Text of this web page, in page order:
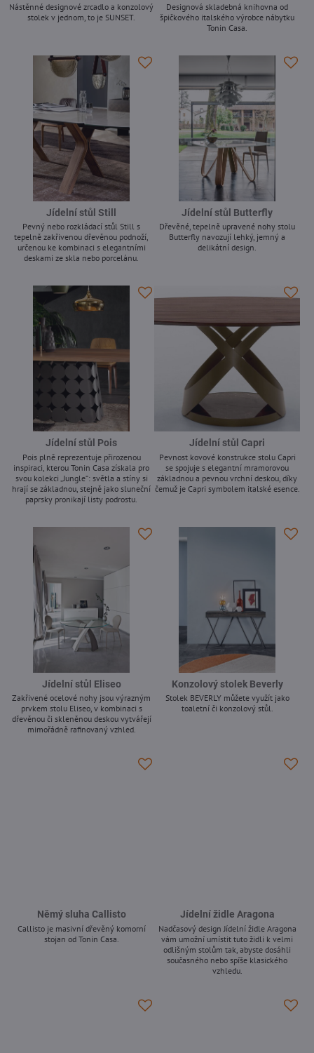
Nástěnné designové zrcadlo a konzolový
stolek v jednom, to je SUNSET.
Designová skladebná knihovna od
špičkového italského výrobce nábytku
Tonin Casa.
Jídelní stůl Still
Pevný nebo rozkládací stůl Still s
tepelně zakřivenou dřevěnou podnoží,
určenou ke kombinaci s elegantními
deskami ze skla nebo porcelánu.
Jídelní stůl Butterfly
Dřevěné, tepelně upravené nohy stolu
Butterfly navozují lehký, jemný a
delikátní design.
Jídelní stůl Pois
Pois plně reprezentuje přirozenou
inspiraci, kterou Tonin Casa získala pro
svou kolekci „Jungle“: světla a stíny si
hrají se základnou, stejně jako sluneční
paprsky pronikají listy podrostu.
Jídelní stůl Capri
Pevnost kovové konstrukce stolu Capri
se spojuje s elegantní mramorovou
základnou a pevnou vrchní deskou, díky
čemuž je Capri symbolem italské esence.
Jídelní stůl Eliseo
Zakřivené ocelové nohy jsou výrazným
prvkem stolu Eliseo, v kombinaci s
dřevěnou či skleněnou deskou vytvářejí
mimořádně rafinovaný vzhled.
Konzolový stolek Beverly
Stolek BEVERLY můžete využít jako
toaletní či konzolový stůl.
Němý sluha Callisto
Callisto je masivní dřevěný komorní
stojan od Tonin Casa.
Jídelní židle Aragona
Nadčasový design Jídelní židle Aragona
vám umožní umístit tuto židli k velmi
odlišným stolům tak, abyste dosáhli
současného nebo spíše klasického
vzhledu.